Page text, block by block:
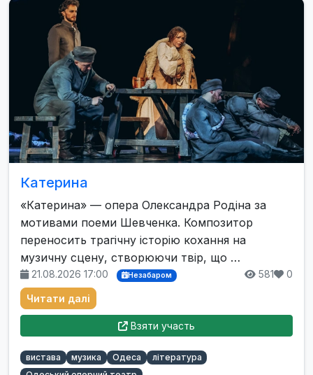
Катерина
«Катерина» — опера Олександра Родіна за
мотивами поеми Шевченка. Композитор
переносить трагічну історію кохання на
музичну сцену, створюючи твір, що …
21.08.2026 17:00 Незабаром 581 0
Читати далі
Взяти участь
вистава музика Одеса
література